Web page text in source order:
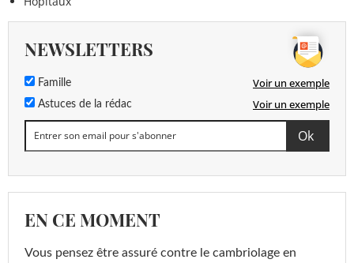
NEWSLETTERS
Famille Voir un exemple
Astuces de la rédac Voir un exemple
EN CE MOMENT
Vous pensez être assuré contre le cambriolage en